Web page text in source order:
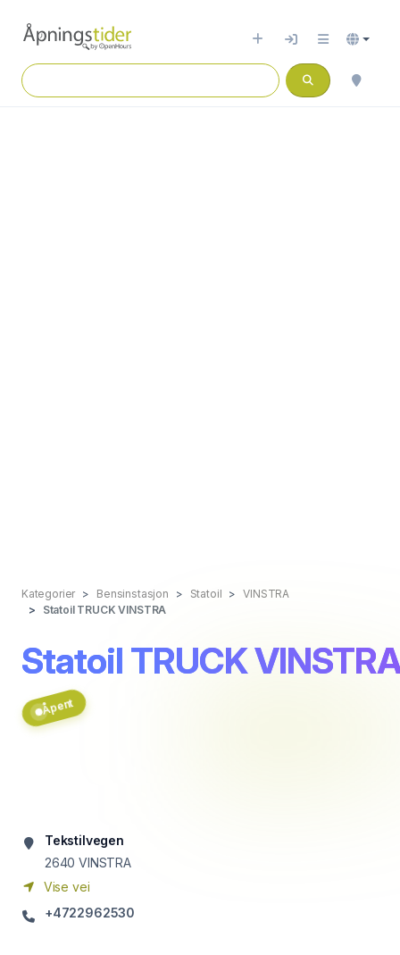
Kategorier Bensinstasjon Statoil
VINSTRA
Statoil TRUCK VINSTRA
Statoil TRUCK
Åpent
Tekstilvegen
2640 VINSTRA
Vise vei
+4722962530